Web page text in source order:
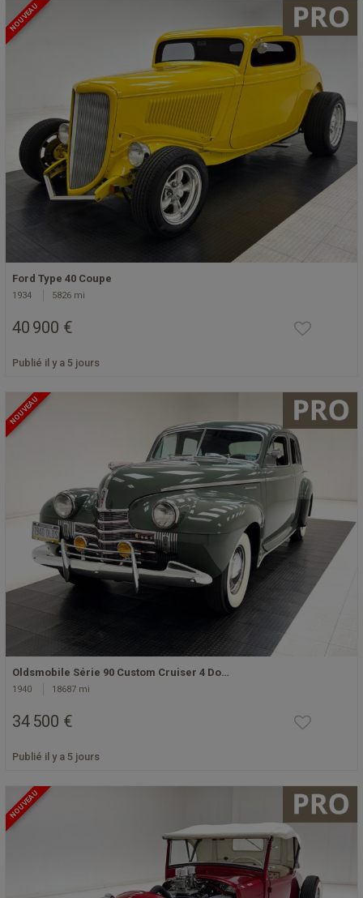
NOUVEAU
Ford Type 40 Coupe
1934 5826 mi
40 900 €
Publié il y a 5 jours
NOUVEAU
Oldsmobile Série 90 Custom Cruiser 4 Do…
1940 18687 mi
34 500 €
Publié il y a 5 jours
NOUVEAU